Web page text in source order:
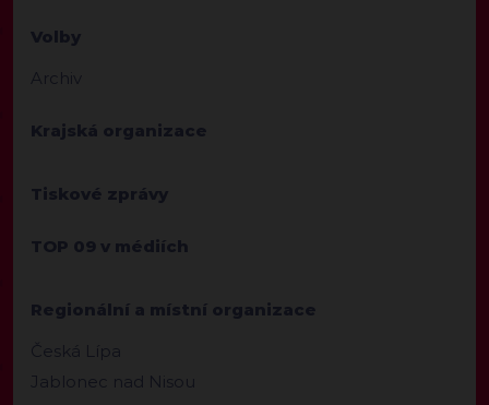
Volby
Archiv
Krajská organizace
Tiskové zprávy
TOP 09 v médiích
Regionální a místní organizace
Česká Lípa
Jablonec nad Nisou